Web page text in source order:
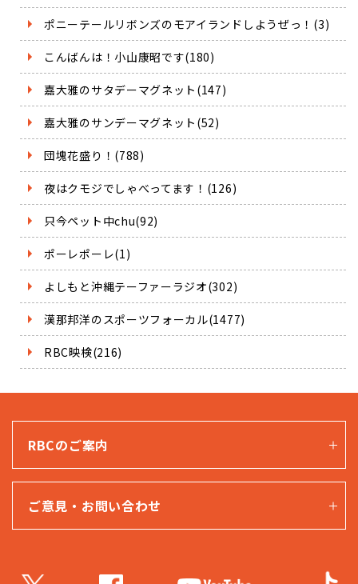
ポニーテールリボンズのモアイランドしようぜっ！(3)
こんばんは！小山康昭です(180)
嘉大雅のサタデーマグネット(147)
嘉大雅のサンデーマグネット(52)
団塊花盛り！(788)
夜はクモジでしゃべってます！(126)
只今ペット中chu(92)
ポーレポーレ(1)
よしもと沖縄テーファーラジオ(302)
漢那邦洋のスポーツフォーカル(1477)
RBC映検(216)
RBCのご案内
ご意見・お問い合わせ